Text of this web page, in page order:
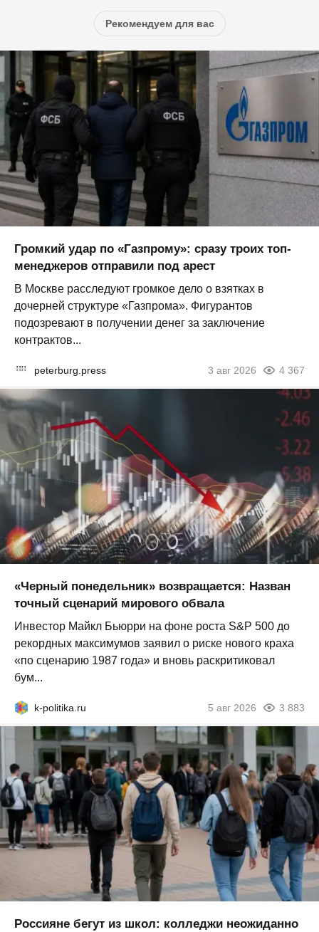
Рекомендуем для вас
Громкий удар по «Газпрому»: сразу троих топ-
менеджеров отправили под арест
В Москве расследуют громкое дело о взятках в
дочерней структуре «Газпрома». Фигурантов
подозревают в получении денег за заключение
контрактов...
peterburg.press 3 авг 2026 4 367
«Черный понедельник» возвращается: Назван
точный сценарий мирового обвала
Инвестор Майкл Бьюрри на фоне роста S&P 500 до
рекордных максимумов заявил о риске нового краха
«по сценарию 1987 года» и вновь раскритиковал
бум...
k-politika.ru 5 авг 2026 3 883
Россияне бегут из школ: колледжи неожиданно